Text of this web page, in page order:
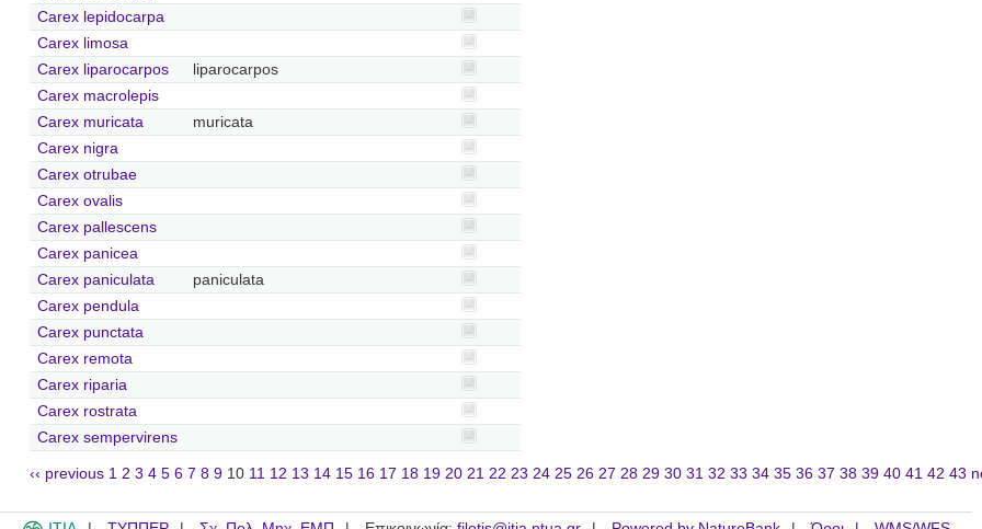
Carex lepidocarpa
Carex limosa
Carex liparocarpos
liparocarpos
Carex macrolepis
Carex muricata
muricata
Carex nigra
Carex otrubae
Carex ovalis
Carex pallescens
Carex panicea
Carex paniculata
paniculata
Carex pendula
Carex punctata
Carex remota
Carex riparia
Carex rostrata
Carex sempervirens
‹‹ previous 1 2 3 4 5 6 7 8 9 10 11 12 13 14 15 16 17 18 19 20 21 22 23 24 25 26 27 28 29 30 31 32 33 34 35 36 37 38 39 40 41 42 43